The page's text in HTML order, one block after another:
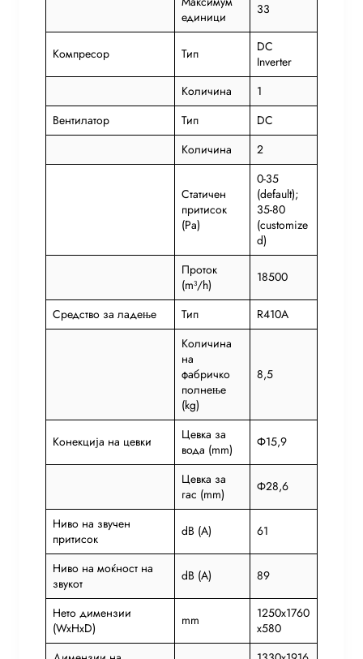
единици
33
Компресор Тип
DC
Inverter
Количина
1
Вентилатор
Тип
DC
Количина
2
Статичен
притисок
(Pa)
0-35
(default);
35-80
(customize
d)
Проток
(m³/h)
18500
Средство за ладење Тип
R410A
Количина
на
фабричко
полнење
(kg)
8,5
Конекција на цевки
Цевка за
вода (mm)
Ф15,9
Цевка за
гас (mm)
Ф28,6
Ниво на звучен
притисок
dB (A) 61
Ниво на моќност на
звукот
dB (A) 89
Нето димензии
(WxHxD)
mm
1250x1760
x580